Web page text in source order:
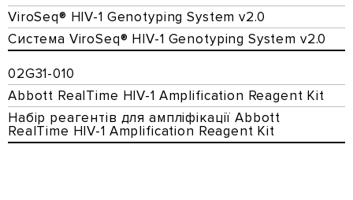
ViroSeq® HIV-1 Genotyping System v2.0
Система ViroSeq® HIV-1 Genotyping System v2.0
02G31-010
Abbott RealTime HIV-1 Amplification Reagent Kit
Набір реагентів для ампліфікації Abbott
RealTime HIV-1 Amplification Reagent Kit